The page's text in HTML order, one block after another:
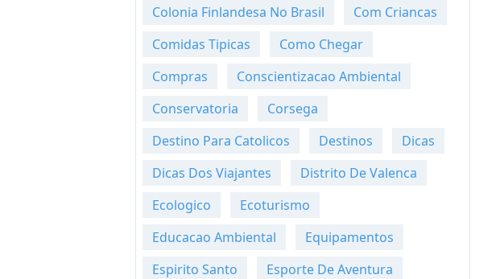
Colonia Finlandesa No Brasil
Com Criancas
Comidas Tipicas
Como Chegar
Compras
Conscientizacao Ambiental
Conservatoria
Corsega
Destino Para Catolicos
Destinos
Dicas
Dicas Dos Viajantes
Distrito De Valenca
Ecologico
Ecoturismo
Educacao Ambiental
Equipamentos
Espirito Santo
Esporte De Aventura